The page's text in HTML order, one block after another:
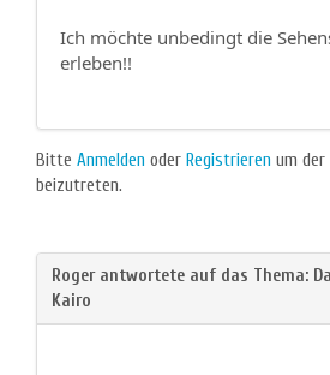
Ich möchte unbedingt die
erleben!!
Bitte Anmelden oder Registrieren um der
beizutreten.